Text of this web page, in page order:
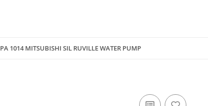
PA 1014 MITSUBISHI SIL RUVILLE WATER PUMP